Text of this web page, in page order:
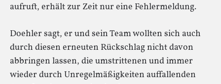
aufruft, erhält zur Zeit nur eine Fehlermeldung.
Doehler sagt, er und sein Team wollten sich auch
durch diesen erneuten Rückschlag nicht davon
abbringen lassen, die umstrittenen und immer
wieder durch Unregelmäßigkeiten auffallenden